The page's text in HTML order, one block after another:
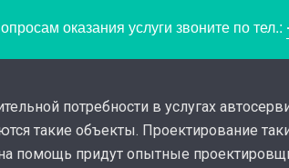
оказания услуги звоните по тел.:
потребности в услугах
такие объекты. Проектирование
помощь придут опытные